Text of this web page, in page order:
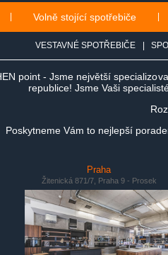
| Volně stojící spotřebiče |
VESTAVNÉ SPOTŘEBIČE |
point - Jsme největší
republice! Jsme Vaši
Poskytneme Vám to nejlepší
Praha
Žitenická 871/7, Praha 9 - Prosek